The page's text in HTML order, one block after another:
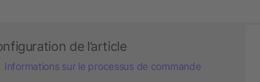
de l’article
Informations sur le processus de commande